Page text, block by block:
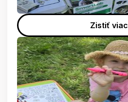
Zistiť viac